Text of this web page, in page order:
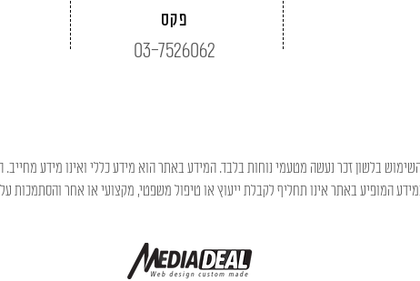
פקס
03-7526062
בלשון זכר נעשה מטעמי נוחות בלבד. המידע באתר הוא מידע כללי ואינו מידע מחייב.
המופיע באתר אינו תחליף לקבלת ייעוץ או טיפול משפטי, מקצועי או אחר והסתמכות